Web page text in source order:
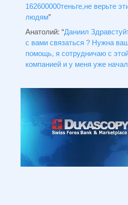
162600000теньге,не верьте
людям”
Анатолий: “Даниил
с вами связаться ? Нужна
помощь, я сотрудничаю с
компанией и у меня уже